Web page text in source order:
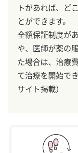
トがあれば、ど
とができます。
全額保証制度が
や、医師が薬の
た場合は、治療
て治療を開始で
サイト掲載）